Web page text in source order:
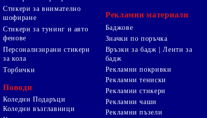
Стикери за внимателно
шофиране
Стикери за тунинг и авто
фенове
Персонализирани стикери
за кола
Торбички
Поводи
Коледни Подаръци
Коледни възглавници
Рекламни материали
Баджове
Значки по поръчка
Връзки за бадж | Ленти за
бадж
Рекламни покривки
Рекламни тениски
Рекламни стикери
Рекламни чаши
Рекламни пъзели